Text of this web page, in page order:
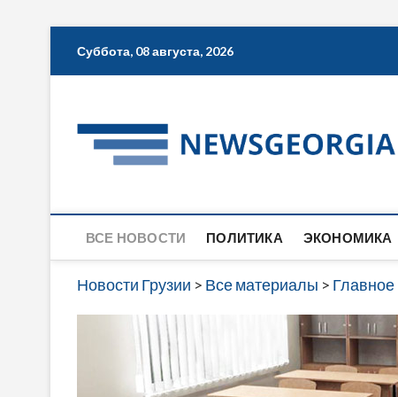
Суббота, 08 августа, 2026
ВСЕ НОВОСТИ ПОЛИТИКА ЭКОНОМИКА
Новости Грузии > Все материалы > Главное